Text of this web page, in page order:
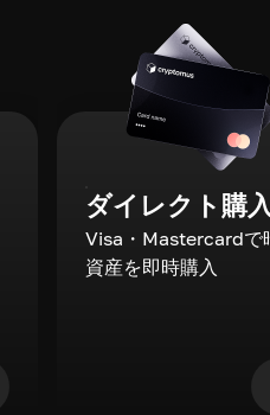
ダイレクト購
Visa・Mastercardで
資産を即時購入